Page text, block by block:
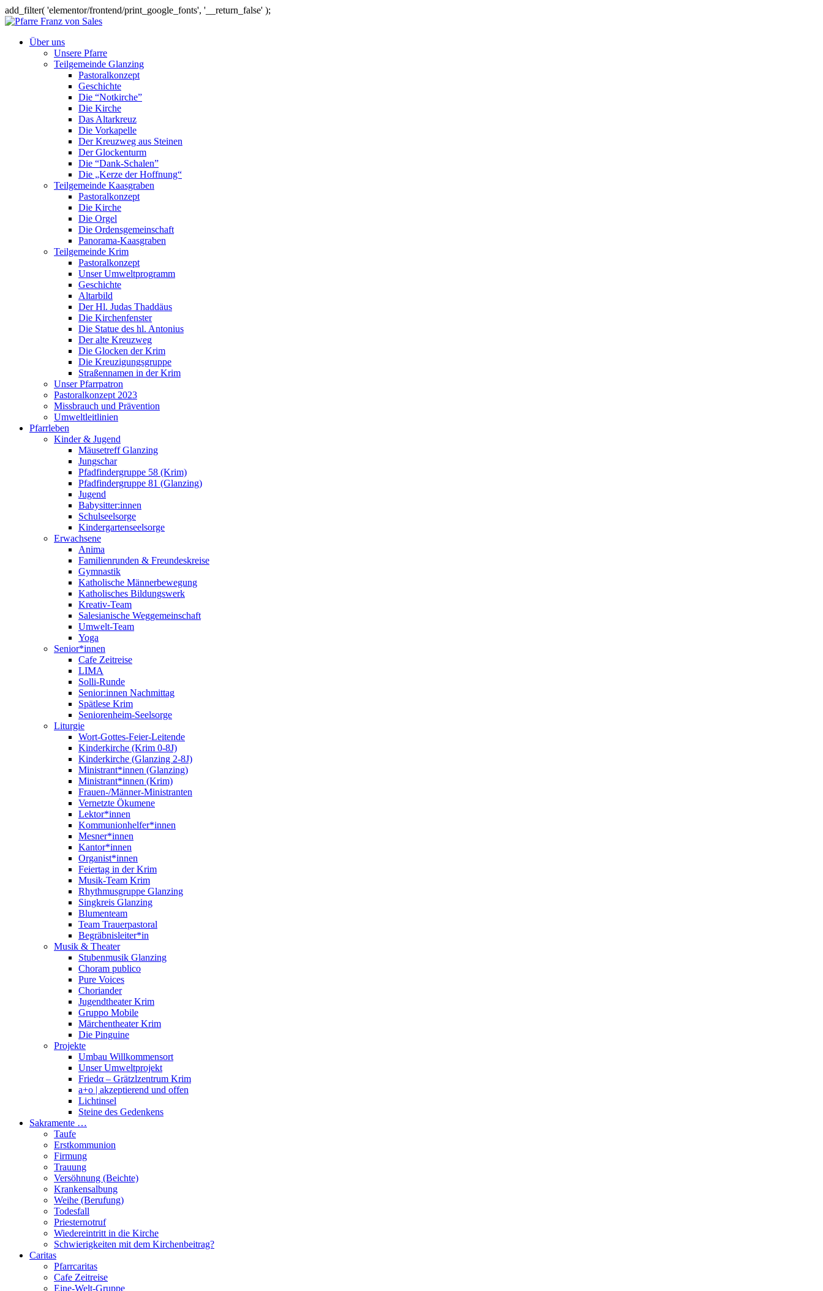
add_filter( 'elementor/frontend/print_google_fonts', '__return_false' );
Über uns
Unsere Pfarre
Teilgemeinde Glanzing
Pastoralkonzept
Geschichte
Die “Notkirche”
Die Kirche
Das Altarkreuz
Die Vorkapelle
Der Kreuzweg aus Steinen
Der Glockenturm
Die “Dank-Schalen”
Die „Kerze der Hoffnung“
Teilgemeinde Kaasgraben
Pastoralkonzept
Die Kirche
Die Orgel
Die Ordensgemeinschaft
Panorama-Kaasgraben
Teilgemeinde Krim
Pastoralkonzept
Unser Umweltprogramm
Geschichte
Altarbild
Der Hl. Judas Thaddäus
Die Kirchenfenster
Die Statue des hl. Antonius
Der alte Kreuzweg
Die Glocken der Krim
Die Kreuzigungsgruppe
Straßennamen in der Krim
Unser Pfarrpatron
Pastoralkonzept 2023
Missbrauch und Prävention
Umweltleitlinien
Pfarrleben
Kinder & Jugend
Mäusetreff Glanzing
Jungschar
Pfadfindergruppe 58 (Krim)
Pfadfindergruppe 81 (Glanzing)
Jugend
Babysitter:innen
Schulseelsorge
Kindergartenseelsorge
Erwachsene
Anima
Familienrunden & Freundeskreise
Gymnastik
Katholische Männerbewegung
Katholisches Bildungswerk
Kreativ-Team
Salesianische Weggemeinschaft
Umwelt-Team
Yoga
Senior*innen
Cafe Zeitreise
LIMA
Solli-Runde
Senior:innen Nachmittag
Spätlese Krim
Seniorenheim-Seelsorge
Liturgie
Wort-Gottes-Feier-Leitende
Kinderkirche (Krim 0-8J)
Kinderkirche (Glanzing 2-8J)
Ministrant*innen (Glanzing)
Ministrant*innen (Krim)
Frauen-/Männer-Ministranten
Vernetzte Ökumene
Lektor*innen
Kommunionhelfer*innen
Mesner*innen
Kantor*innen
Organist*innen
Feiertag in der Krim
Musik-Team Krim
Rhythmusgruppe Glanzing
Singkreis Glanzing
Blumenteam
Team Trauerpastoral
Begräbnisleiter*in
Musik & Theater
Stubenmusik Glanzing
Choram publico
Pure Voices
Choriander
Jugendtheater Krim
Gruppo Mobile
Märchentheater Krim
Die Pinguine
Projekte
Umbau Willkommensort
Unser Umweltprojekt
Friedα – Grätzlzentrum Krim
a+o | akzeptierend und offen
Lichtinsel
Steine des Gedenkens
Sakramente …
Taufe
Erstkommunion
Firmung
Trauung
Versöhnung (Beichte)
Krankensalbung
Weihe (Berufung)
Todesfall
Priesternotruf
Wiedereintritt in die Kirche
Schwierigkeiten mit dem Kirchenbeitrag?
Caritas
Pfarrcaritas
Cafe Zeitreise
Eine-Welt-Gruppe